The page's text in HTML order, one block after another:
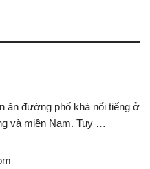
ăn đường phố khá nổi tiếng ở
và miền Nam. Tuy …